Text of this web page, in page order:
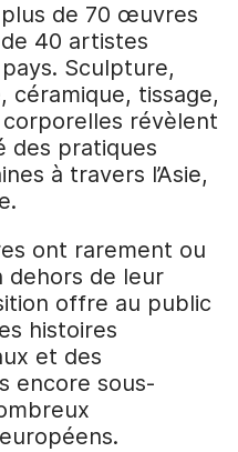
de 70 œuvres
40 artistes
Sculpture,
céramique, tissage,
révèlent
des pratiques
à travers l’Asie,
ont rarement ou
dehors de leur
offre au public
histoires
et des
encore sous-